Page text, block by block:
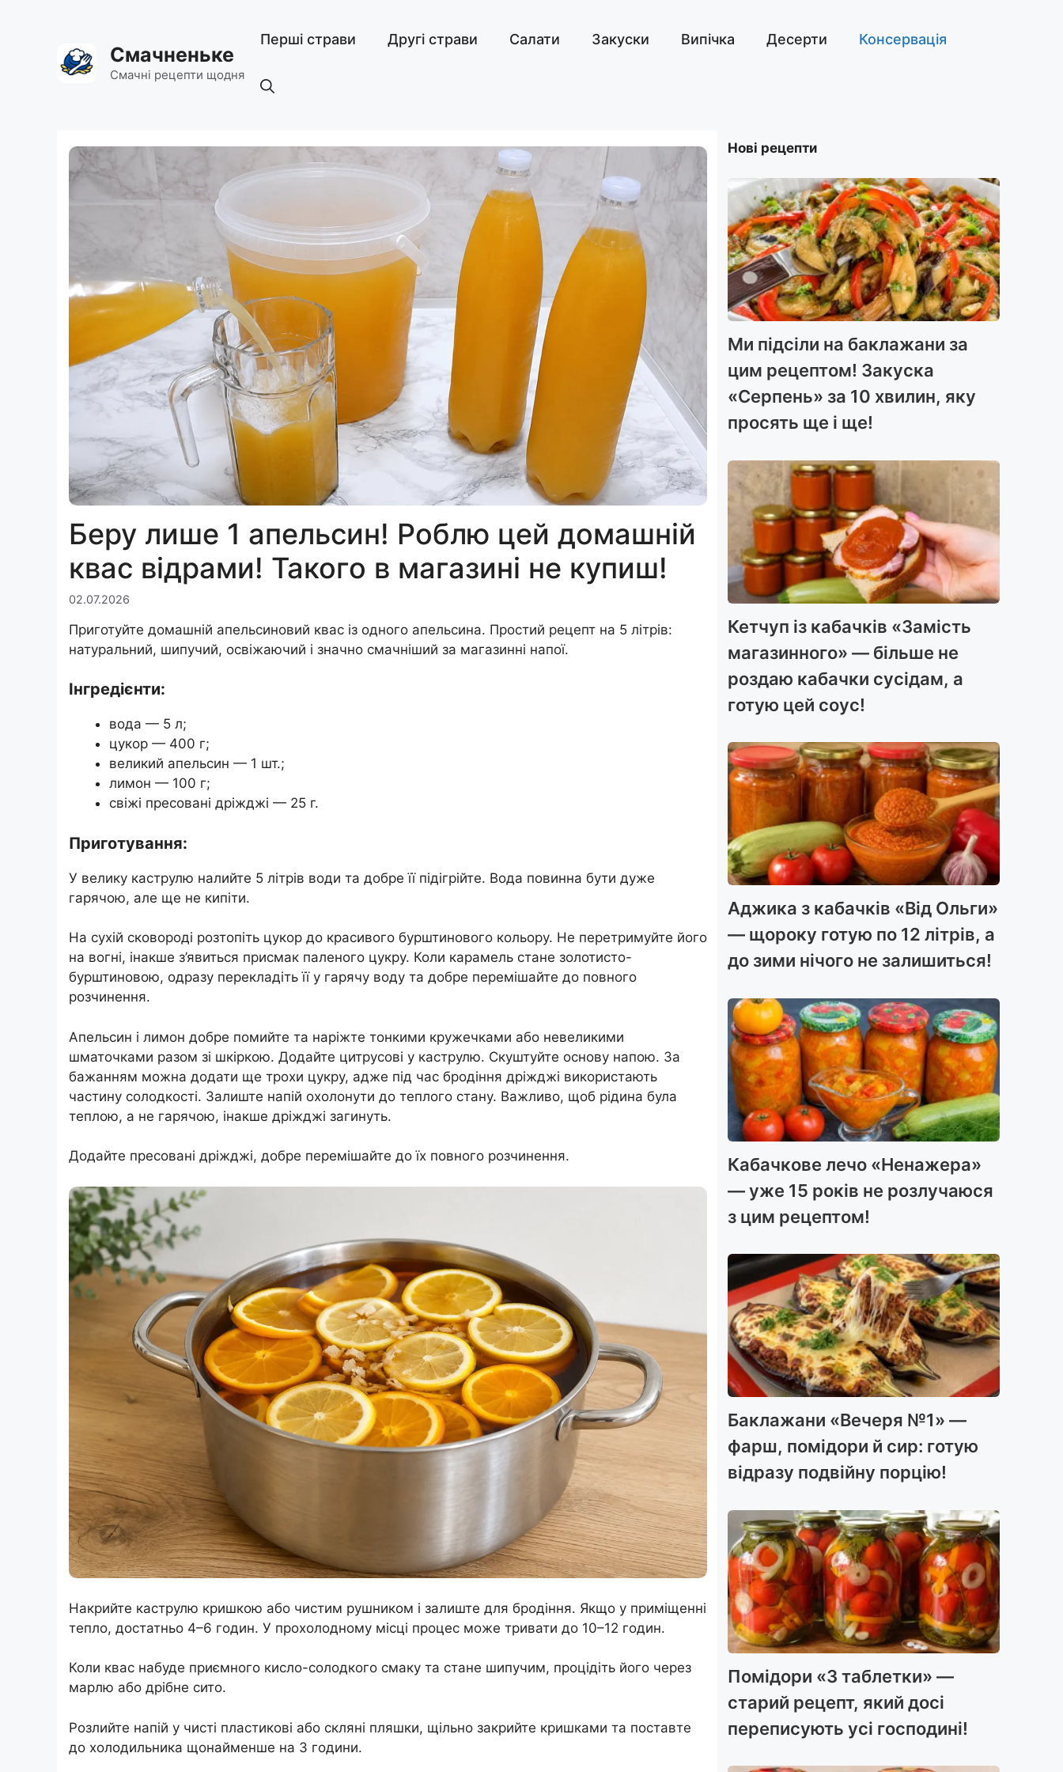
Смачненьке
Смачні рецепти щодня
Перші страви Другі страви Салати Закуски Випічка Десерти Консервація
Беру лише 1 апельсин! Роблю цей домашній
квас відрами! Такого в магазині не купиш!
02.07.2026
Приготуйте домашній апельсиновий квас із одного апельсина. Простий рецепт на 5 літрів:
натуральний, шипучий, освіжаючий і значно смачніший за магазинні напої.
Інгредієнти:
вода — 5 л;
цукор — 400 г;
великий апельсин — 1 шт.;
лимон — 100 г;
свіжі пресовані дріжджі — 25 г.
Приготування:
У велику каструлю налийте 5 літрів води та добре її підігрійте. Вода повинна бути дуже
гарячою, але ще не кипіти.
На сухій сковороді розтопіть цукор до красивого бурштинового кольору. Не перетримуйте його
на вогні, інакше з’явиться присмак паленого цукру. Коли карамель стане золотисто-
бурштиновою, одразу перекладіть її у гарячу воду та добре перемішайте до повного
розчинення.
Апельсин і лимон добре помийте та наріжте тонкими кружечками або невеликими
шматочками разом зі шкіркою. Додайте цитрусові у каструлю. Скуштуйте основу напою. За
бажанням можна додати ще трохи цукру, адже під час бродіння дріжджі використають
частину солодкості. Залиште напій охолонути до теплого стану. Важливо, щоб рідина була
теплою, а не гарячою, інакше дріжджі загинуть.
Додайте пресовані дріжджі, добре перемішайте до їх повного розчинення.
Накрийте каструлю кришкою або чистим рушником і залиште для бродіння. Якщо у приміщенні
тепло, достатньо 4–6 годин. У прохолодному місці процес може тривати до 10–12 годин.
Коли квас набуде приємного кисло-солодкого смаку та стане шипучим, процідіть його через
марлю або дрібне сито.
Розлийте напій у чисті пластикові або скляні пляшки, щільно закрийте кришками та поставте
до холодильника щонайменше на 3 години.
Нові рецепти
Ми підсіли на баклажани за
цим рецептом! Закуска
«Серпень» за 10 хвилин, яку
просять ще і ще!
Кетчуп із кабачків «Замість
магазинного» — більше не
роздаю кабачки сусідам, а
готую цей соус!
Аджика з кабачків «Від Ольги»
— щороку готую по 12 літрів, а
до зими нічого не залишиться!
Кабачкове лечо «Ненажера»
— уже 15 років не розлучаюся
з цим рецептом!
Баклажани «Вечеря №1» —
фарш, помідори й сир: готую
відразу подвійну порцію!
Помідори «3 таблетки» —
старий рецепт, який досі
переписують усі господині!